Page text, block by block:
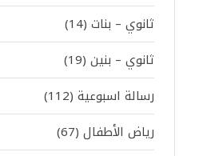
ثانوي – بنات (14)
ثانوي – بنين (19)
رسالة اسبوعية (112)
رياض الأطفال (67)